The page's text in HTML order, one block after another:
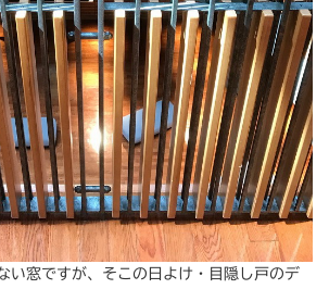
い窓ですが、そこの日よけ・目隠し戸のデ